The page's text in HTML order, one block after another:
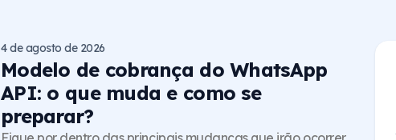
Modelo de cobrança do WhatsApp
API: o que muda e como se
preparar?
4 de agosto de 2026